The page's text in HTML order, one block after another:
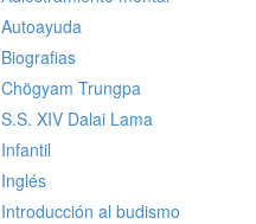
Autoayuda
Biografias
Chögyam Trungpa
S.S. XIV Dalai Lama
Infantil
Inglés
Introducción al budismo